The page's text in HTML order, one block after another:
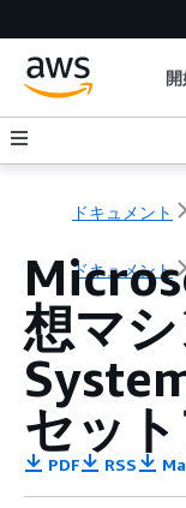
ドキュメント
ドキュメント
想マ
セッ
PDF RSS